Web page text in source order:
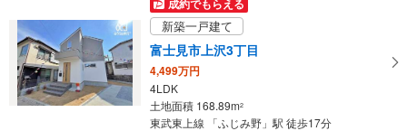
る
成約でもらえる
新築一戸建て
富士見市上沢3丁目
4,499万円
4LDK
土地面積 168.89m2
東武東上線 「ふじみ野」駅 徒歩17分